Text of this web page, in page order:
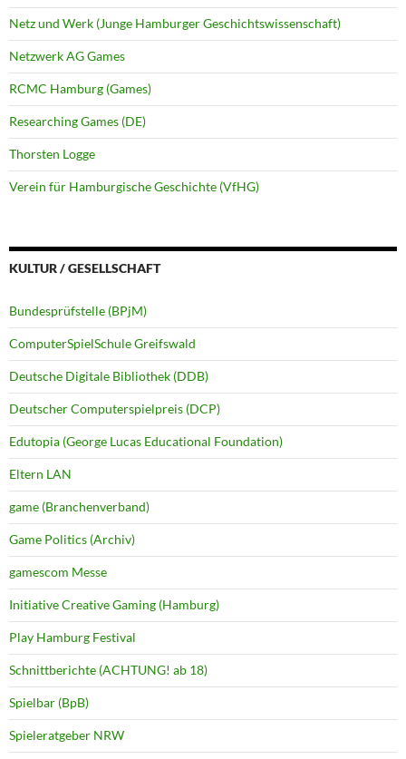
Netz und Werk (Junge Hamburger Geschichtswissenschaft)
Netzwerk AG Games
RCMC Hamburg (Games)
Researching Games (DE)
Thorsten Logge
Verein für Hamburgische Geschichte (VfHG)
KULTUR / GESELLSCHAFT
Bundesprüfstelle (BPjM)
ComputerSpielSchule Greifswald
Deutsche Digitale Bibliothek (DDB)
Deutscher Computerspielpreis (DCP)
Edutopia (George Lucas Educational Foundation)
Eltern LAN
game (Branchenverband)
Game Politics (Archiv)
gamescom Messe
Initiative Creative Gaming (Hamburg)
Play Hamburg Festival
Schnittberichte (ACHTUNG! ab 18)
Spielbar (BpB)
Spieleratgeber NRW